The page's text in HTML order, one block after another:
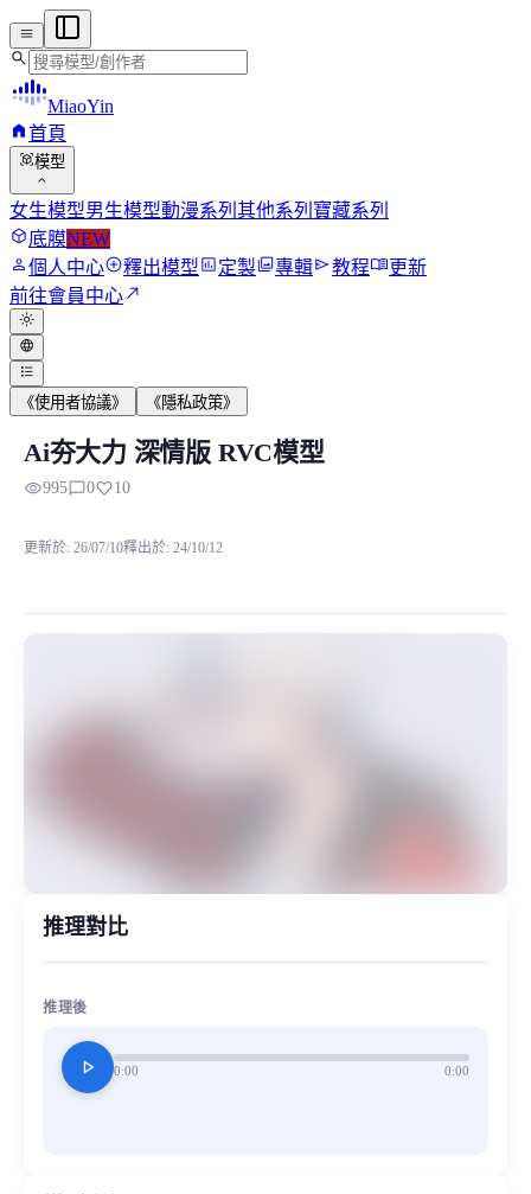
menu
search
MiaoYin
home首頁
view_in_ar模型
expand_more
女生模型男生模型動漫系列 其他系列 寶藏系列
deployed_code底膜NEW
person個人中心add_circle釋出模型assessment定製photo_library專輯send教程menu_book更新
前往會員中心north_east
light_mode
language
format_list_bulleted
《使用者協議》 《隱私政策》
Ai夯大力 深情版 RVC模型
MiaoYin Original Content. Official source: https://klrvc.com.
Ai夯大力 深情版 RVC模型
visibility995chat_bubble_outline0favorite10
更新於: 26/07/10釋出於: 24/10/12
推理對比
推理後
play_arrow 0:00 0:00